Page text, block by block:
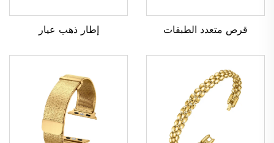
قرص متعدد الطبقات إطار ذهب عيار